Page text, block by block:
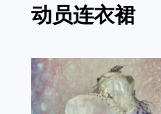
动员连衣裙